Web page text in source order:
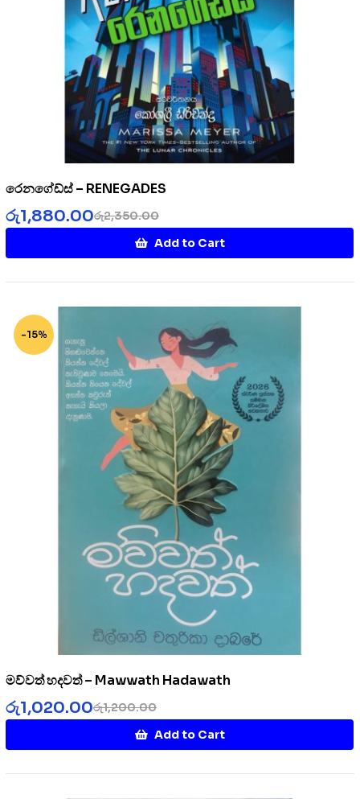
රෙනගේඩ්ස් – RENEGADES
රු2,350.00
රු1,880.00
Add to Cart
-15%
මව්වත් හදවත් – Mawwath Hadawath
රු1,200.00
රු1,020.00
Add to Cart